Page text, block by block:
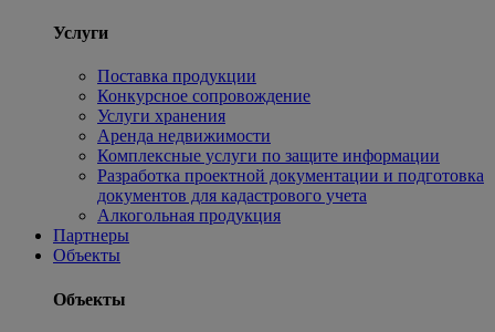
Услуги
Поставка продукции
Конкурсное сопровождение
Услуги хранения
Аренда недвижимости
Комплексные услуги по защите информации
Разработка проектной документации и подготовка
документов для кадастрового учета
Алкогольная продукция
Партнеры
Объекты
Объекты